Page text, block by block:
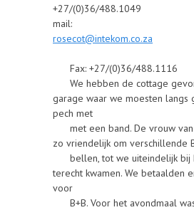
+27/(0)36/
mail:
rosecot@intekom.co.za
Fax: +27/(0)36/488.1116
We hebben de cottage
garage waar we moesten langs
pech met
met een band. De vrouw van
zo vriendelijk om verschillende
bellen, tot we uiteindelijk bij
terecht kwamen. We betaalden
voor
B+B. Voor het avondmaal